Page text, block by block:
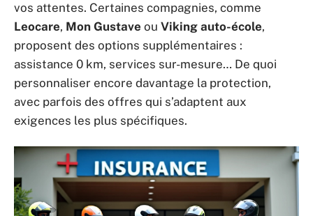
vos attentes. Certaines compagnies, comme
Leocare, Mon Gustave ou Viking auto-école,
proposent des options supplémentaires :
assistance 0 km, services sur-mesure… De quoi
personnaliser encore davantage la protection,
avec parfois des offres qui s’adaptent aux
exigences les plus spécifiques.